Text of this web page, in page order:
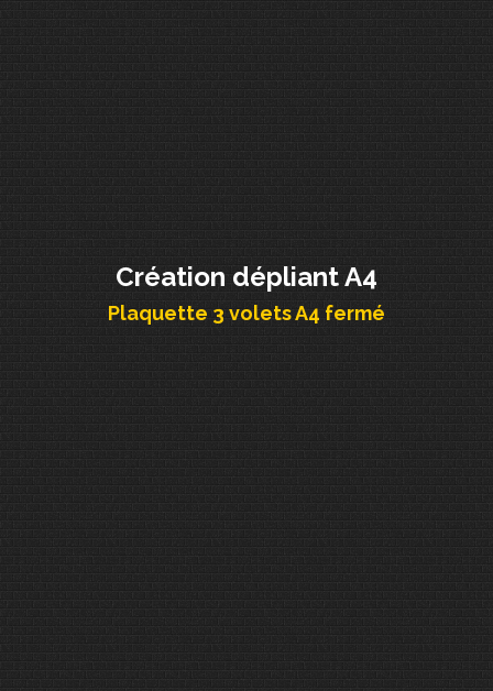
Création dépliant A4
Plaquette 3 volets A4 fermé